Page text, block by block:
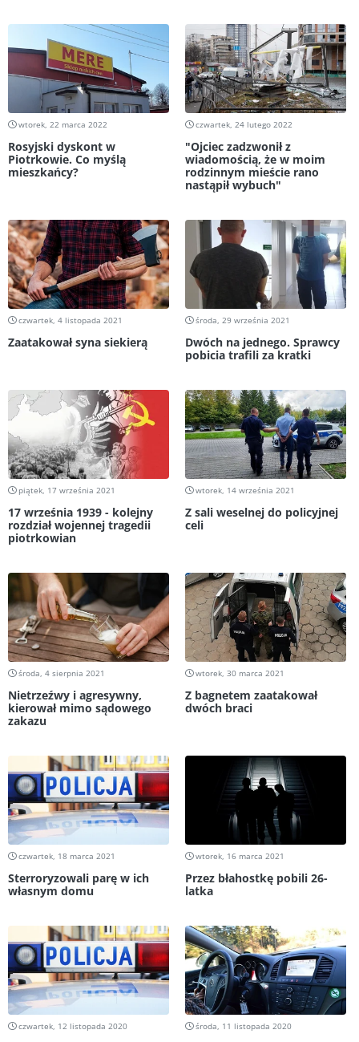
wtorek, 22 marca 2022
Rosyjski dyskont w
Piotrkowie. Co myślą
mieszkańcy?
czwartek, 24 lutego 2022
"Ojciec zadzwonił z
wiadomością, że w moim
rodzinnym mieście rano
nastąpił wybuch"
czwartek, 4 listopada 2021
Zaatakował syna siekierą
środa, 29 września 2021
Dwóch na jednego. Sprawcy
pobicia trafili za kratki
piątek, 17 września 2021
17 września 1939 - kolejny
rozdział wojennej tragedii
piotrkowian
wtorek, 14 września 2021
Z sali weselnej do policyjnej
celi
środa, 4 sierpnia 2021
Nietrzeźwy i agresywny,
kierował mimo sądowego
zakazu
wtorek, 30 marca 2021
Z bagnetem zaatakował
dwóch braci
czwartek, 18 marca 2021
Sterroryzowali parę w ich
własnym domu
wtorek, 16 marca 2021
Przez błahostkę pobili 26-
latka
czwartek, 12 listopada 2020 środa, 11 listopada 2020